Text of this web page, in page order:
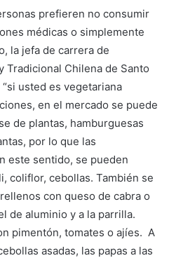
prefieren no consumir
médicas o simplemente
la jefa de carrera de
Tradicional Chilena de Santo
usted es vegetariana
en el mercado se puede
de plantas, hamburguesas
por lo que las
este sentido, se pueden
coliflor, cebollas. También se
con queso de cabra o
de aluminio y a la parrilla.
pimentón, tomates o ajíes. A
asadas, las papas a las